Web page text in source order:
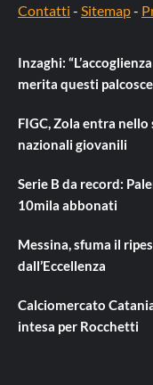
Contatti - Sitemap-
Inzaghi:
merita questi
FIGC, Zola entra
nazionali giovanili
Serie B da record:
10mila abbonati
Messina, sfuma il
dall’Eccellenza
Calciomercato
intesa per Rocchetti